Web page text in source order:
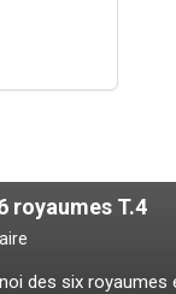
royaumes T.4
des six royaumes